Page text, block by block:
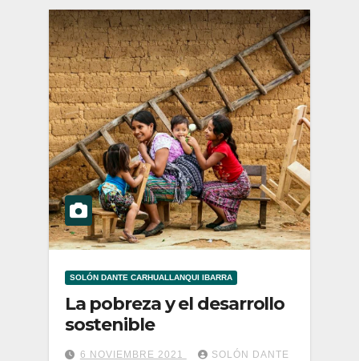
SOLÓN DANTE CARHUALLANQUI IBARRA
La pobreza y el desarrollo
sostenible
6 NOVIEMBRE 2021
SOLÓN DANTE